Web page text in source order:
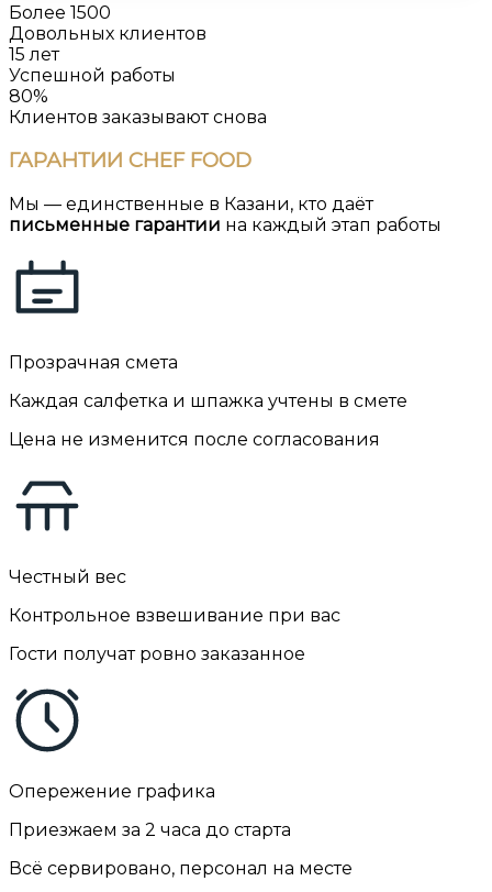
Более 1500
Довольных клиентов
15 лет
Успешной работы
80%
Клиентов заказывают снова
ГАРАНТИИ CHEF FOOD
Мы — единственные в Казани, кто даёт
письменные гарантии на каждый этап работы
Прозрачная смета
Каждая салфетка и шпажка учтены в смете
Цена не изменится после согласования
Честный вес
Контрольное взвешивание при вас
Гости получат ровно заказанное
Опережение графика
Приезжаем за 2 часа до старта
Всё сервировано, персонал на месте